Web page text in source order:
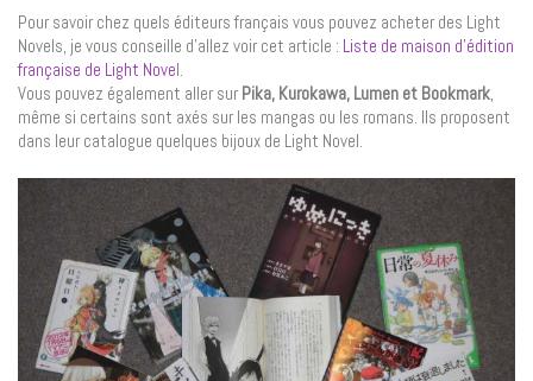
Pour savoir chez quels éditeurs français vous pouvez acheter des Light
Novels, je vous conseille d’allez voir cet article : Liste de maison d’édition
française de Light Novel.
Vous pouvez également aller sur Pika, Kurokawa, Lumen et Bookmark,
même si certains sont axés sur les mangas ou les romans. Ils proposent
dans leur catalogue quelques bijoux de Light Novel.